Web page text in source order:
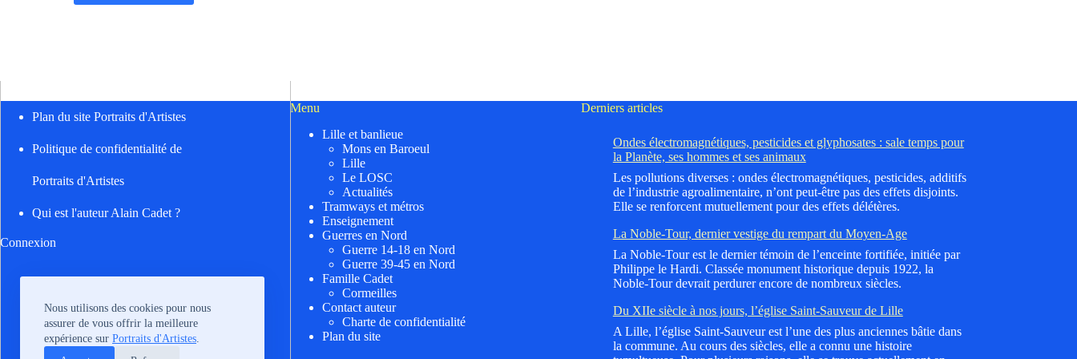
Nous utilisons des cookies pour nous
assurer de vous offrir la meilleure
expérience sur Portraits d'Artistes.
Plan du site Portraits d'Artistes
Politique de confidentialité de
Portraits d'Artistes
Qui est l'auteur Alain Cadet ?
Connexion
Menu
Lille et banlieue
Mons en Baroeul
Lille
Le LOSC
Actualités
Tramways et métros
Enseignement
Guerres en Nord
Guerre 14-18 en Nord
Guerre 39-45 en Nord
Famille Cadet
Cormeilles
Contact auteur
Charte de confidentialité
Plan du site
Derniers articles
Ondes électromagnétiques, pesticides et glyphosates : sale temps pour
la Planète, ses hommes et ses animaux
Les pollutions diverses : ondes électromagnétiques, pesticides, additifs
de l’industrie agroalimentaire, n’ont peut-être pas des effets disjoints.
Elle se renforcent mutuellement pour des effets délétères.
La Noble-Tour, dernier vestige du rempart du Moyen-Age
La Noble-Tour est le dernier témoin de l’enceinte fortifiée, initiée par
Philippe le Hardi. Classée monument historique depuis 1922, la
Noble-Tour devrait perdurer encore de nombreux siècles.
Du XIIe siècle à nos jours, l’église Saint-Sauveur de Lille
A Lille, l’église Saint-Sauveur est l’une des plus anciennes bâtie dans
la commune. Au cours des siècles, elle a connu une histoire